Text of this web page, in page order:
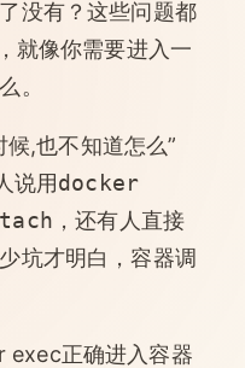
没有？这些问题都
就像你需要进入一
。
,也不知道怎么”
说用docker
，还有人直接
坑才明白，容器调
exec正确进入容器